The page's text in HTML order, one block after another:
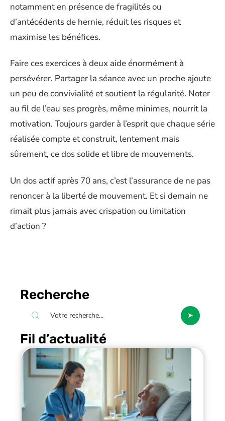
notamment en présence de fragilités ou
d’antécédents de hernie, réduit les risques et
maximise les bénéfices.
Faire ces exercices à deux aide énormément à
persévérer. Partager la séance avec un proche ajoute
un peu de convivialité et soutient la régularité. Noter
au fil de l’eau ses progrès, même minimes, nourrit la
motivation. Toujours garder à l’esprit que chaque série
réalisée compte et construit, lentement mais
sûrement, ce dos solide et libre de mouvements.
Un dos actif après 70 ans, c’est l’assurance de ne pas
renoncer à la liberté de mouvement. Et si demain ne
rimait plus jamais avec crispation ou limitation
d’action ?
Recherche
Fil d’actualité